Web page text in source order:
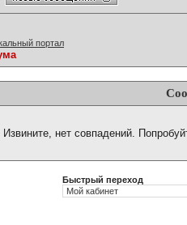
портал
Извините, нет совпадений.
Быстрый переход